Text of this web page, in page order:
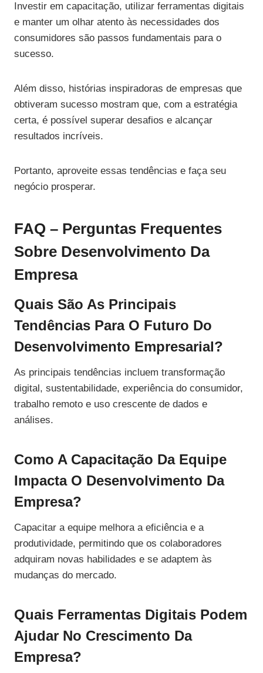
Investir em capacitação, utilizar ferramentas digitais
e manter um olhar atento às necessidades dos
consumidores são passos fundamentais para o
sucesso.
Além disso, histórias inspiradoras de empresas que
obtiveram sucesso mostram que, com a estratégia
certa, é possível superar desafios e alcançar
resultados incríveis.
Portanto, aproveite essas tendências e faça seu
negócio prosperar.
FAQ – Perguntas Frequentes
Sobre Desenvolvimento Da
Empresa
Quais São As Principais
Tendências Para O Futuro Do
Desenvolvimento Empresarial?
As principais tendências incluem transformação
digital, sustentabilidade, experiência do consumidor,
trabalho remoto e uso crescente de dados e
análises.
Como A Capacitação Da Equipe
Impacta O Desenvolvimento Da
Empresa?
Capacitar a equipe melhora a eficiência e a
produtividade, permitindo que os colaboradores
adquiram novas habilidades e se adaptem às
mudanças do mercado.
Quais Ferramentas Digitais Podem
Ajudar No Crescimento Da
Empresa?